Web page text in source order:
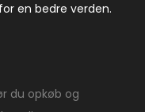
en bedre verden.
du opkøb og